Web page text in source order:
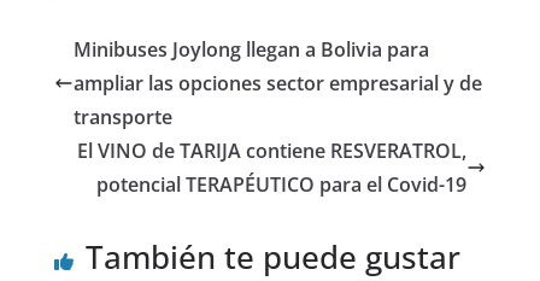
Minibuses Joylong llegan a Bolivia para
ampliar las opciones sector empresarial y de
transporte
El VINO de TARIJA contiene RESVERATROL,
potencial TERAPÉUTICO para el Covid-19
También te puede gustar